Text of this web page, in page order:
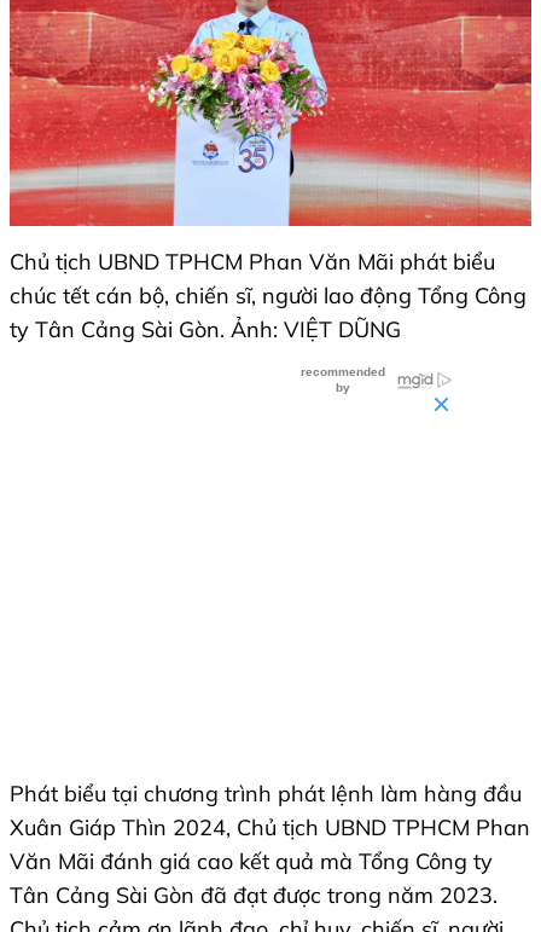
Chủ tịch UBND TPHCM Phan Văn Mãi phát biểu
chúc tết cán bộ, chiến sĩ, người lao động Tổng Công
ty Tân Cảng Sài Gòn. Ảnh: VIỆT DŨNG
Phát biểu tại chương trình phát lệnh làm hàng đầu
Xuân Giáp Thìn 2024, Chủ tịch UBND TPHCM Phan
Văn Mãi đánh giá cao kết quả mà Tổng Công ty
Tân Cảng Sài Gòn đã đạt được trong năm 2023.